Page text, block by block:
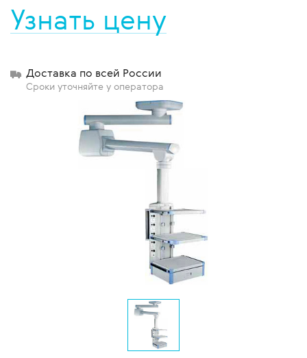
Узнать цену
Доставка по всей России
Сроки уточняйте у оператора